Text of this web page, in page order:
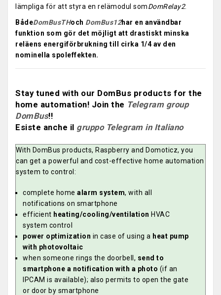
lämpliga för att styra en relämodul somDomRelay2.
BådeDomBusTHoch DomBus12har en användbar
funktion som gör det möjligt att drastiskt minska
reläens energiförbrukning till cirka 1/4 av den
nominella spoleffekten.
Stay tuned with our DomBus products for the
home automation! Join the Telegram group
DomBus!!
Esiste anche il gruppo Telegram in Italiano
With DomBus products, Raspberry and Domoticz, you
can get a powerful and cost-effective home automation
system to control:
complete home alarm system, with all
notifications on smartphone
efficient heating/cooling/ventilation HVAC
system control
power optimization in case of using a heat pump
with photovoltaic
when someone rings the doorbell, send to
smartphone a notification with a photo (if an
IPCAM is available); also permits to open the gate
or door by smartphone